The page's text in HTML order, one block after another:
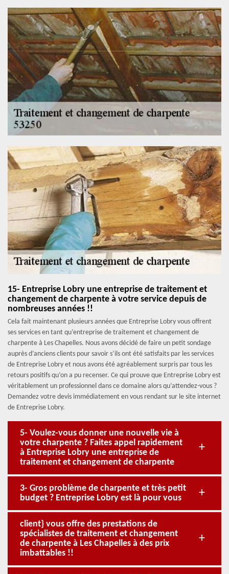
15- Entreprise Lobry une entreprise de traitement et
changement de charpente à votre service depuis de
nombreuses années !!
Cela fait maintenant plusieurs années que Entreprise Lobry vous offrent
ses services en tant qu’entreprise de traitement et changement de
charpente à Les Chapelles. Nous avons décidé de faire un petit sondage
auprès d’anciens clients pour savoir s’ils ont été satisfaits par les services
de Entreprise Lobry et nous avons été agréablement surpris par tous les
retours positifs qu’on a pu recenser. Ce qui prouve que Entreprise Lobry est
véritablement un professionnel dans ce domaine alors qu’attendez-vous ?
Demandez votre devis immédiatement en vous rendant sur le site internet
de Entreprise Lobry.
5- Voulez-vous donner une nouvelle vie à
votre charpente ? Faites appel rapidement
à Entreprise Lobry une entreprise de
traitement et changement de charpente
3- Gros problème de charpente et très petit
budget ? Entreprise Lobry est là pour vous
client} vous offre des prestations de
spécialistes de traitement et changement
de charpente à Les Chapelles à des prix
imbattables !!